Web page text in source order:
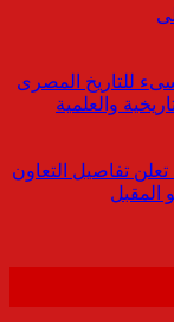
للتاريخ المصرى
والعلمية
تفاصيل التعاون
المقبل